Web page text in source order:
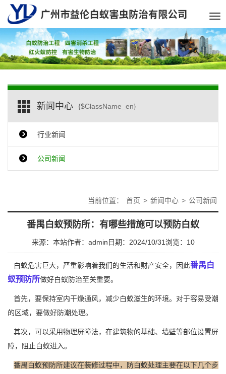
新闻中心 {$ClassName_en}
行业新闻
公司新闻
当前位置： 首页 > 新闻中心 > 公司新闻
番禺白蚁预防所：有哪些措施可以预防白蚁
来源：本站作者：admin 日期：2024/10/31浏览： 10
白蚁危害巨大，严重影响着我们的生活和财产安全，因此番禺白
蚁预防所做好白蚁防治至关重要。
首先，要保持室内干燥通风，减少白蚁滋生的环境。对于容易受潮
的区域，要做好防潮处理。
其次，可以采用物理屏障法，在建筑物的基础、墙壁等部位设置屏
障，阻止白蚁进入。
番禺白蚁预防所建议在装修过程中，防白蚁处理主要在以下几个步